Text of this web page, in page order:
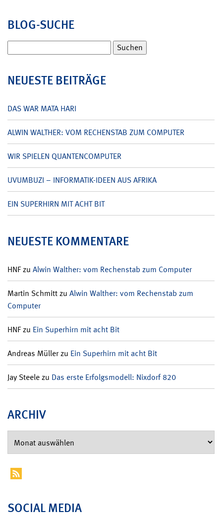
BLOG-SUCHE
nach:
NEUESTE BEITRÄGE
DAS WAR MATA HARI
ALWIN WALTHER: VOM RECHENSTAB ZUM COMPUTER
WIR SPIELEN QUANTENCOMPUTER
UVUMBUZI – INFORMATIK-IDEEN AUS AFRIKA
EIN SUPERHIRN MIT ACHT BIT
NEUESTE KOMMENTARE
HNFzu Alwin Walther: vom Rechenstab zum Computer
Martin Schmittzu Alwin Walther: vom Rechenstab zum
Computer
HNFzu Ein Superhirn mit acht Bit
Andreas Müllerzu Ein Superhirn mit acht Bit
Jay Steelezu Das erste Erfolgsmodell: Nixdorf 820
ARCHIV
SOCIAL MEDIA